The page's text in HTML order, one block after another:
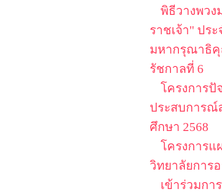
พิธีวางพวง
ราชเจ้า" ปร
มหากรุณาธิคุ
รัชกาลที่ 6
โครงการปั
ประสบการณ์
ศึกษา 2568
โครงการ
วิทยาลัยการ
เข้าร่วมก